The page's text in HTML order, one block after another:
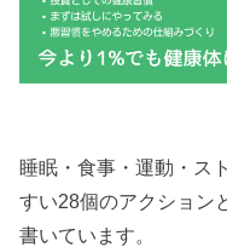
睡眠・食事・運動・ス
すい28個のアクション
書いています。